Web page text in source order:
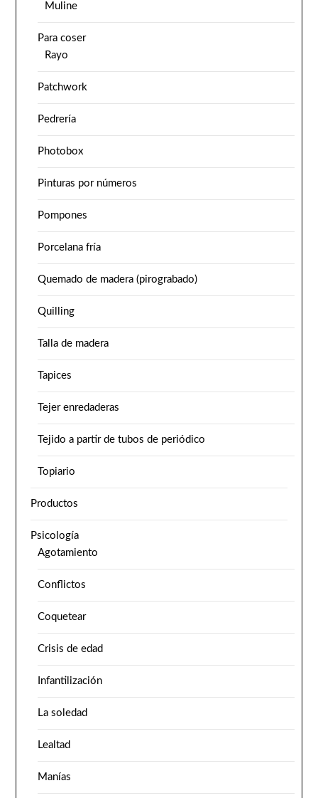
Muline
Para coser
Rayo
Patchwork
Pedrería
Photobox
Pinturas por números
Pompones
Porcelana fría
Quemado de madera (pirograbado)
Quilling
Talla de madera
Tapices
Tejer enredaderas
Tejido a partir de tubos de periódico
Topiario
Productos
Psicología
Agotamiento
Conflictos
Coquetear
Crisis de edad
Infantilización
La soledad
Lealtad
Manías